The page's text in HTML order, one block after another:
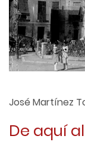
José Martínez
De aquí